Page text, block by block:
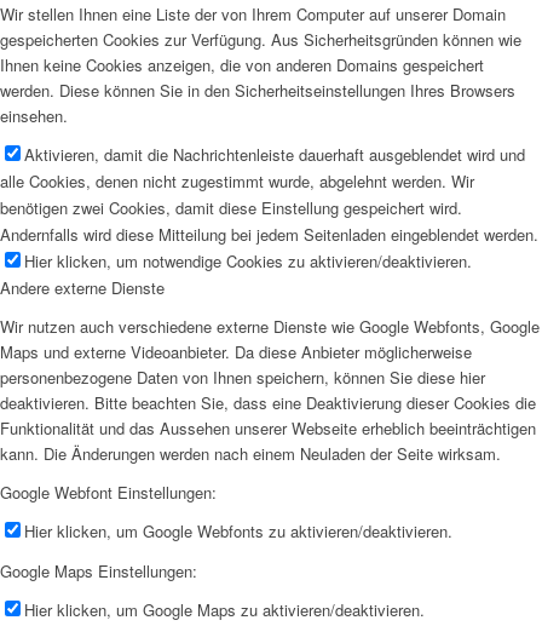
Wir stellen Ihnen eine Liste der von Ihrem Computer auf unserer Domain
gespeicherten Cookies zur Verfügung. Aus Sicherheitsgründen können wie
Ihnen keine Cookies anzeigen, die von anderen Domains gespeichert
werden. Diese können Sie in den Sicherheitseinstellungen Ihres Browsers
einsehen.
Aktivieren, damit die Nachrichtenleiste dauerhaft ausgeblendet wird und
alle Cookies, denen nicht zugestimmt wurde, abgelehnt werden. Wir
benötigen zwei Cookies, damit diese Einstellung gespeichert wird.
Andernfalls wird diese Mitteilung bei jedem Seitenladen eingeblendet werden.
Hier klicken, um notwendige Cookies zu aktivieren/deaktivieren.
Andere externe Dienste
Wir nutzen auch verschiedene externe Dienste wie Google Webfonts, Google
Maps und externe Videoanbieter. Da diese Anbieter möglicherweise
personenbezogene Daten von Ihnen speichern, können Sie diese hier
deaktivieren. Bitte beachten Sie, dass eine Deaktivierung dieser Cookies die
Funktionalität und das Aussehen unserer Webseite erheblich beeinträchtigen
kann. Die Änderungen werden nach einem Neuladen der Seite wirksam.
Google Webfont Einstellungen:
Hier klicken, um Google Webfonts zu aktivieren/deaktivieren.
Google Maps Einstellungen:
Hier klicken, um Google Maps zu aktivieren/deaktivieren.